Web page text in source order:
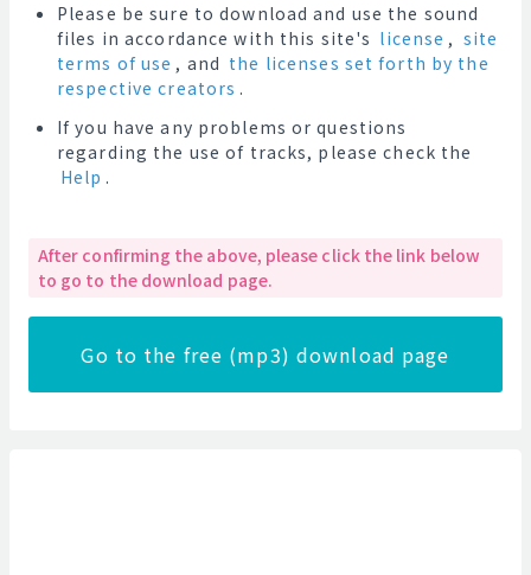
Please be sure to download and use the sound
files in accordance with this site's license , site
terms of use , and the licenses set forth by the
respective creators .
If you have any problems or questions
regarding the use of tracks, please check the
Help .
After confirming the above, please click the link below
to go to the download page.
Go to the free (mp3) download page